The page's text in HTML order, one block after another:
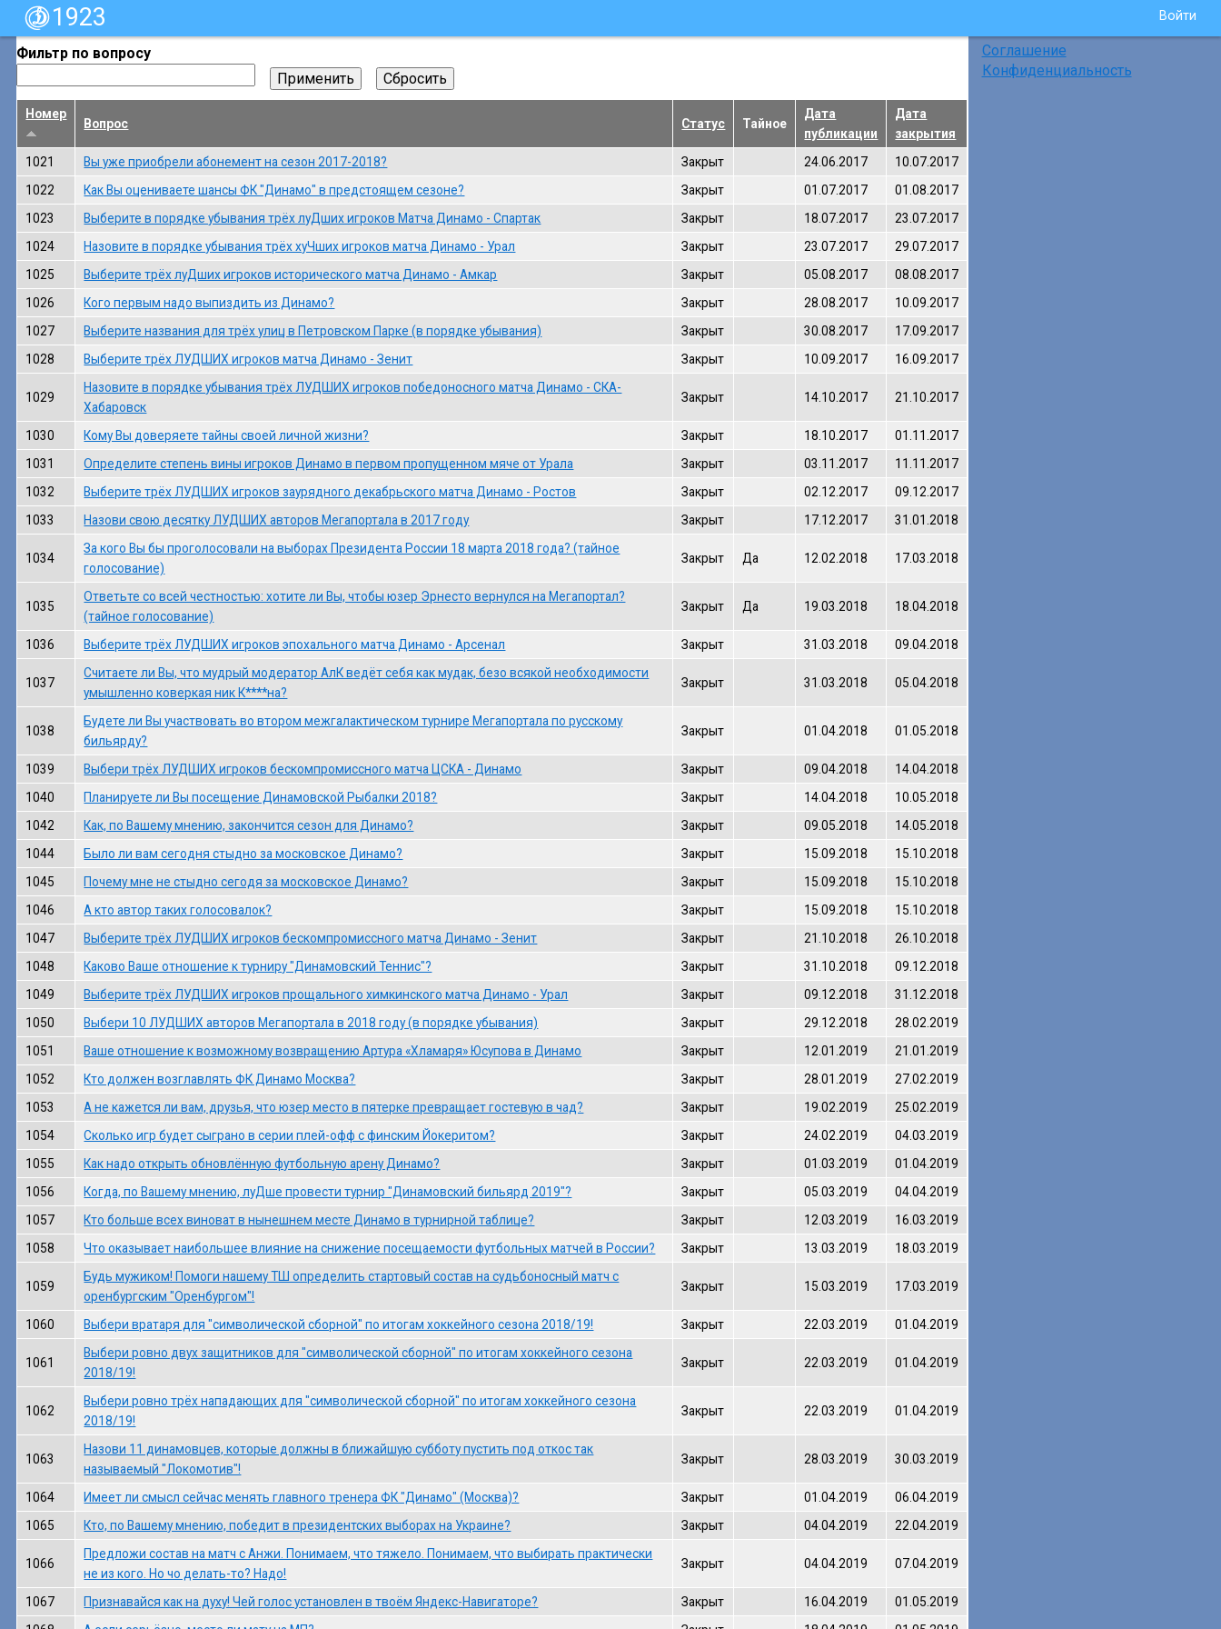
1923 Войти
Фильтр по вопросу
Номер
Вопрос Статус Тайное
Дата
публикации
Дата
закрытия
1021
Вы уже приобрели абонемент на сезон 2017-2018? Закрыт 24.06.2017
10.07.2017
1022
Как Вы оцениваете шансы ФК "Динамо" в предстоящем сезоне? Закрыт 01.07.2017
01.08.2017
1023
Выберите в порядке убывания трёх луДших игроков Матча Динамо - Спартак Закрыт 18.07.2017
23.07.2017
1024
Назовите в порядке убывания трёх хуЧших игроков матча Динамо - Урал Закрыт 23.07.2017
29.07.2017
1025
Выберите трёх луДших игроков исторического матча Динамо - Амкар Закрыт 05.08.2017
08.08.2017
1026
Кого первым надо выпиздить из Динамо? Закрыт 28.08.2017
10.09.2017
1027
Выберите названия для трёх улиц в Петровском Парке (в порядке убывания) Закрыт 30.08.2017
17.09.2017
1028
Выберите трёх ЛУДШИХ игроков матча Динамо - Зенит Закрыт 10.09.2017 16.09.2017
1029
Назовите в порядке убывания трёх ЛУДШИХ игроков победоносного матча Динамо - СКА-
Хабаровск
Закрыт 14.10.2017 21.10.2017
1030 Кому Вы доверяете тайны своей личной жизни? Закрыт 18.10.2017
01.11.2017
1031
Определите степень вины игроков Динамо в первом пропущенном мяче от Урала Закрыт 03.11.2017
11.11.2017
1032
Выберите трёх ЛУДШИХ игроков заурядного декабрьского матча Динамо - Ростов Закрыт 02.12.2017
09.12.2017
1033
Назови свою десятку ЛУДШИХ авторов Мегапортала в 2017 году Закрыт 17.12.2017 31.01.2018
1034
За кого Вы бы проголосовали на выборах Президента России 18 марта 2018 года? (тайное
голосование)
Закрыт Да 12.02.2018 17.03.2018
1035
Ответьте со всей честностью: хотите ли Вы, чтобы юзер Эрнесто вернулся на Мегапортал?
(тайное голосование)
Закрыт Да 19.03.2018 18.04.2018
1036 Выберите трёх ЛУДШИХ игроков эпохального матча Динамо - Арсенал Закрыт 31.03.2018 09.04.2018
1037
Считаете ли Вы, что мудрый модератор АлК ведёт себя как мудак, безо всякой необходимости
умышленно коверкая ник К****на?
Закрыт 31.03.2018 05.04.2018
1038
Будете ли Вы участвовать во втором межгалактическом турнире Мегапортала по русскому
бильярду?
Закрыт 01.04.2018 01.05.2018
1039 Выбери трёх ЛУДШИХ игроков бескомпромиссного матча ЦСКА - Динамо Закрыт 09.04.2018
14.04.2018
1040
Планируете ли Вы посещение Динамовской Рыбалки 2018? Закрыт 14.04.2018
10.05.2018
1042
Как, по Вашему мнению, закончится сезон для Динамо? Закрыт 09.05.2018
14.05.2018
1044
Было ли вам сегодня стыдно за московское Динамо? Закрыт 15.09.2018
15.10.2018
1045
Почему мне не стыдно сегодя за московское Динамо? Закрыт 15.09.2018
15.10.2018
1046
А кто автор таких голосовалок? Закрыт 15.09.2018
15.10.2018
1047
Выберите трёх ЛУДШИХ игроков бескомпромиссного матча Динамо - Зенит Закрыт 21.10.2018
26.10.2018
1048
Каково Ваше отношение к турниру "Динамовский Теннис"? Закрыт 31.10.2018
09.12.2018
1049
Выберите трёх ЛУДШИХ игроков прощального химкинского матча Динамо - Урал Закрыт 09.12.2018
31.12.2018
1050
Выбери 10 ЛУДШИХ авторов Мегапортала в 2018 году (в порядке убывания) Закрыт 29.12.2018
28.02.2019
1051
Ваше отношение к возможному возвращению Артура «Хламаря» Юсупова в Динамо Закрыт 12.01.2019
21.01.2019
1052
Кто должен возглавлять ФК Динамо Москва? Закрыт 28.01.2019
27.02.2019
1053
А не кажется ли вам, друзья, что юзер место в пятерке превращает гостевую в чад? Закрыт 19.02.2019
25.02.2019
1054
Сколько игр будет сыграно в серии плей-офф с финским Йокеритом? Закрыт 24.02.2019
04.03.2019
1055
Как надо открыть обновлённую футбольную арену Динамо? Закрыт 01.03.2019
01.04.2019
1056
Когда, по Вашему мнению, луДше провести турнир "Динамовский бильярд 2019"? Закрыт 05.03.2019
04.04.2019
1057
Кто больше всех виноват в нынешнем месте Динамо в турнирной таблице? Закрыт 12.03.2019
16.03.2019
1058
Что оказывает наибольшее влияние на снижение посещаемости футбольных матчей в России? Закрыт 13.03.2019 18.03.2019
1059
Будь мужиком! Помоги нашему ТШ определить стартовый состав на судьбоносный матч с
оренбургским "Оренбургом"!
Закрыт 15.03.2019 17.03.2019
1060 Выбери вратаря для "символической сборной" по итогам хоккейного сезона 2018/19! Закрыт 22.03.2019 01.04.2019
1061
Выбери ровно двух защитников для "символической сборной" по итогам хоккейного сезона
2018/19!
Закрыт 22.03.2019 01.04.2019
1062
Выбери ровно трёх нападающих для "символической сборной" по итогам хоккейного сезона
2018/19!
Закрыт 22.03.2019 01.04.2019
1063
Назови 11 динамовцев, которые должны в ближайшую субботу пустить под откос так
называемый "Локомотив"!
Закрыт 28.03.2019 30.03.2019
1064 Имеет ли смысл сейчас менять главного тренера ФК "Динамо" (Москва)? Закрыт 01.04.2019
06.04.2019
1065
Кто, по Вашему мнению, победит в президентских выборах на Украине? Закрыт 04.04.2019 22.04.2019
1066
Предложи состав на матч с Анжи. Понимаем, что тяжело. Понимаем, что выбирать практически
не из кого. Но чо делать-то? Надо!
Закрыт 04.04.2019 07.04.2019
1067 Признавайся как на духу! Чей голос установлен в твоём Яндекс-Навигаторе? Закрыт 16.04.2019
01.05.2019
Соглашение
Конфиденциальность